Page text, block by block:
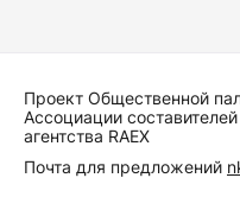
Проект Общественной
Ассоциации
агентства RAEX
Почта для предложений